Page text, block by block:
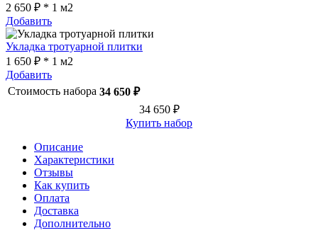
2 650 ₽ * 1 м2
Добавить
Укладка тротуарной плитки
1 650 ₽ * 1 м2
Добавить
Стоимость набора 34 650 ₽
34 650 ₽
Купить набор
Описание
Характеристики
Отзывы
Как купить
Оплата
Доставка
Дополнительно